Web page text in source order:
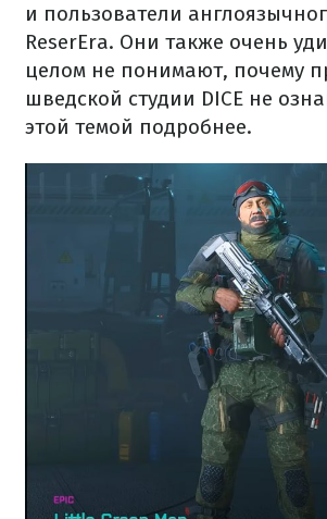
и пользователи
ReserEra. Они также очень
целом не понимают, почему
шведской студии DICE не
этой темой подробнее.